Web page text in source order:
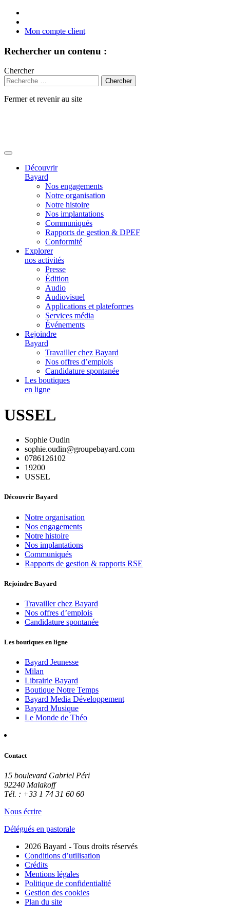
Mon compte client
Rechercher un contenu :
Chercher
Fermer et revenir au site
Découvrir
Bayard
Nos engagements
Notre organisation
Notre histoire
Nos implantations
Communiqués
Rapports de gestion & DPEF
Conformité
Explorer
nos activités
Presse
Édition
Audio
Audiovisuel
Applications et plateformes
Services média
Événements
Rejoindre
Bayard
Travailler chez Bayard
Nos offres d’emplois
Candidature spontanée
Les boutiques
en ligne
USSEL
Sophie Oudin
sophie.oudin@groupebayard.com
0786126102
19200
USSEL
Découvrir Bayard
Notre organisation
Nos engagements
Notre histoire
Nos implantations
Communiqués
Rapports de gestion & rapports RSE
Rejoindre Bayard
Travailler chez Bayard
Nos offres d’emplois
Candidature spontanée
Les boutiques en ligne
Bayard Jeunesse
Milan
Librairie Bayard
Boutique Notre Temps
Bayard Media Développement
Bayard Musique
Le Monde de Théo
Contact
15 boulevard Gabriel Péri
92240 Malakoff
Tél. : +33 1 74 31 60 60
Nous écrire
Délégués en pastorale
2026 Bayard - Tous droits réservés
Conditions d’utilisation
Crédits
Mentions légales
Politique de confidentialité
Gestion des cookies
Plan du site